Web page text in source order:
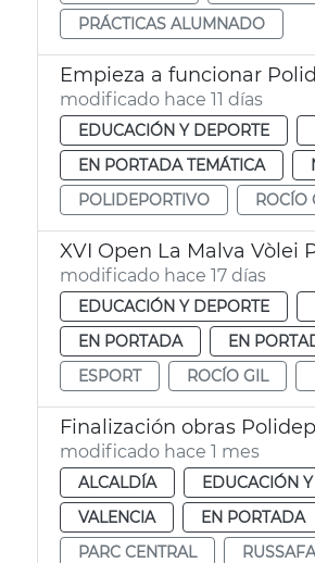
PRÁCTICAS ALUMNADO
Empieza a funcionar
modificado hace 11 días
EDUCACIÓN Y DEPORTE
EN PORTADA TEMÁTICA
POLIDEPORTIVO
ROCÍO
XVI Open La Malva Vòlei
modificado hace 17 días
EDUCACIÓN Y DEPORTE
EN PORTADA
EN
ESPORT
ROCÍO GIL
Finalización obras
modificado hace 1 mes
ALCALDÍA EDUCACIÓN
VALENCIA
EN PORTADA
PARC CENTRAL
RUSSAFA